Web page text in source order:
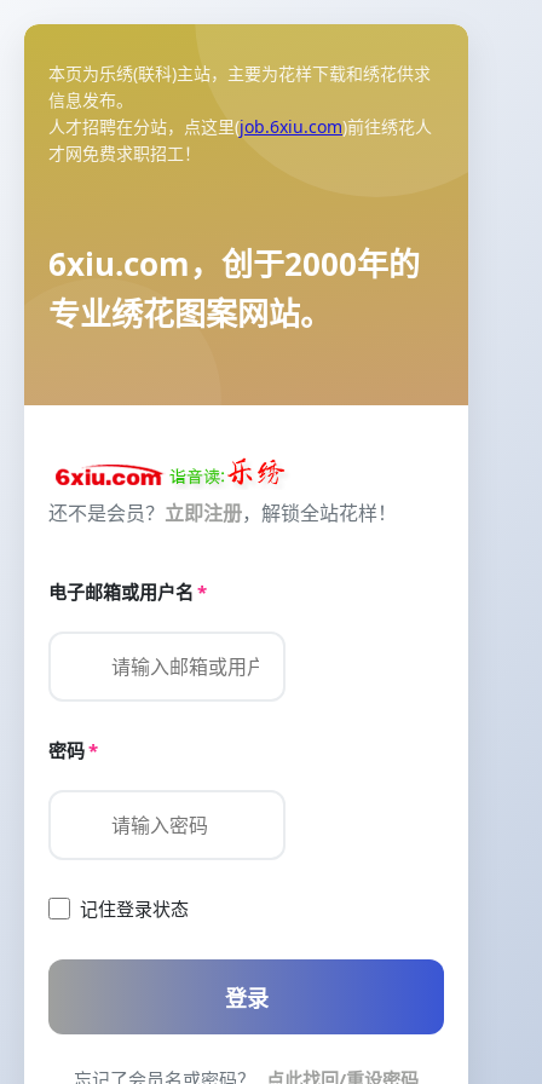
本页为乐绣(联科)主站，主要为花样下载和绣花供求
信息发布。
人才招聘在分站，点这里(job.6xiu.com)前往绣花人
才网免费求职招工！
6xiu.com，创于2000年的
专业绣花图案网站。
还不是会员？ 立即注册，解锁全站花样！
电子邮箱或用户名 *
密码*
记住登录状态
登录
忘记了会员名或密码？ 点此找回/重设密码